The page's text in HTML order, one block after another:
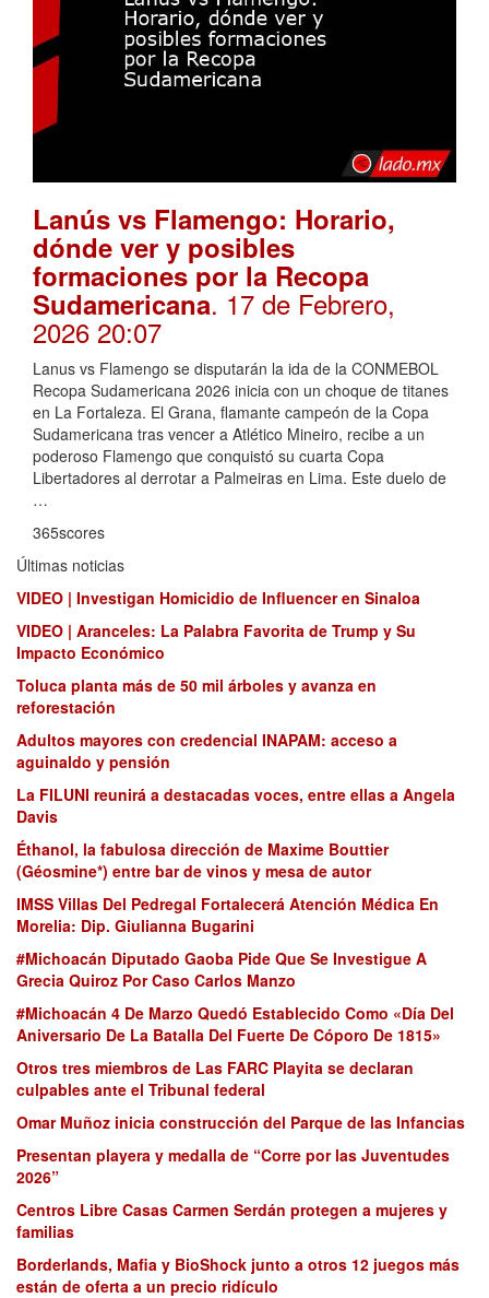
Lanús vs Flamengo: Horario,
dónde ver y posibles
formaciones por la Recopa
Sudamericana. 17 de Febrero,
2026 20:07
Lanus vs Flamengo se disputarán la ida de la CONMEBOL
Recopa Sudamericana 2026 inicia con un choque de titanes
en La Fortaleza. El Grana, flamante campeón de la Copa
Sudamericana tras vencer a Atlético Mineiro, recibe a un
poderoso Flamengo que conquistó su cuarta Copa
Libertadores al derrotar a Palmeiras en Lima. Este duelo de
…
365scores
Últimas noticias
VIDEO | Investigan Homicidio de Influencer en Sinaloa
VIDEO | Aranceles: La Palabra Favorita de Trump y Su
Impacto Económico
Toluca planta más de 50 mil árboles y avanza en
reforestación
Adultos mayores con credencial INAPAM: acceso a
aguinaldo y pensión
La FILUNI reunirá a destacadas voces, entre ellas a Angela
Davis
Éthanol, la fabulosa dirección de Maxime Bouttier
(Géosmine*) entre bar de vinos y mesa de autor
IMSS Villas Del Pedregal Fortalecerá Atención Médica En
Morelia: Dip. Giulianna Bugarini
#Michoacán Diputado Gaoba Pide Que Se Investigue A
Grecia Quiroz Por Caso Carlos Manzo
#Michoacán 4 De Marzo Quedó Establecido Como «Día Del
Aniversario De La Batalla Del Fuerte De Cóporo De 1815»
Otros tres miembros de Las FARC Playita se declaran
culpables ante el Tribunal federal
Omar Muñoz inicia construcción del Parque de las Infancias
Presentan playera y medalla de “Corre por las Juventudes
2026”
Centros Libre Casas Carmen Serdán protegen a mujeres y
familias
Borderlands, Mafia y BioShock junto a otros 12 juegos más
están de oferta a un precio ridículo